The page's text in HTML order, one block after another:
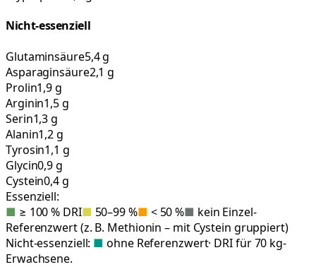
Nicht-essenziell
Glutaminsäure5,4 g
Asparaginsäure2,1 g
Prolin1,9 g
Arginin1,5 g
Serin1,3 g
Alanin1,2 g
Tyrosin1,1 g
Glycin0,9 g
Cystein0,4 g
Essenziell:
■ ≥ 100 % DRI■ 50–99 %■ < 50 %■ kein Einzel-
Referenzwert (z. B. Methionin – mit Cystein gruppiert)
Nicht-essenziell: ■ ohne Referenzwert· DRI für 70 kg-
Erwachsene.